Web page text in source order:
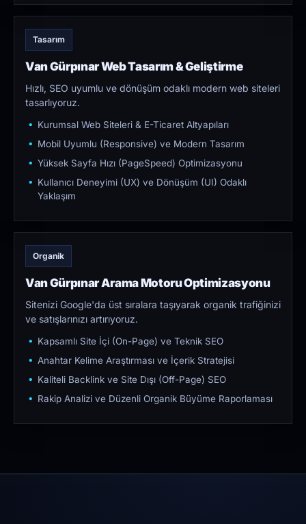
Tasarım
Van Gürpınar Web Tasarım & Geliştirme
Hızlı, SEO uyumlu ve dönüşüm odaklı modern web siteleri
tasarlıyoruz.
Kurumsal Web Siteleri & E-Ticaret Altyapıları
Mobil Uyumlu (Responsive) ve Modern Tasarım
Yüksek Sayfa Hızı (PageSpeed) Optimizasyonu
Kullanıcı Deneyimi (UX) ve Dönüşüm (UI) Odaklı
Yaklaşım
Organik
Van Gürpınar Arama Motoru Optimizasyonu
Sitenizi Google'da üst sıralara taşıyarak organik trafiğinizi
ve satışlarınızı artırıyoruz.
Kapsamlı Site İçi (On-Page) ve Teknik SEO
Anahtar Kelime Araştırması ve İçerik Stratejisi
Kaliteli Backlink ve Site Dışı (Off-Page) SEO
Rakip Analizi ve Düzenli Organik Büyüme Raporlaması